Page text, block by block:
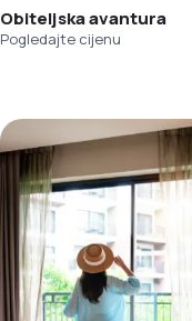
Obiteljska avantura
Pogledajte cijenu